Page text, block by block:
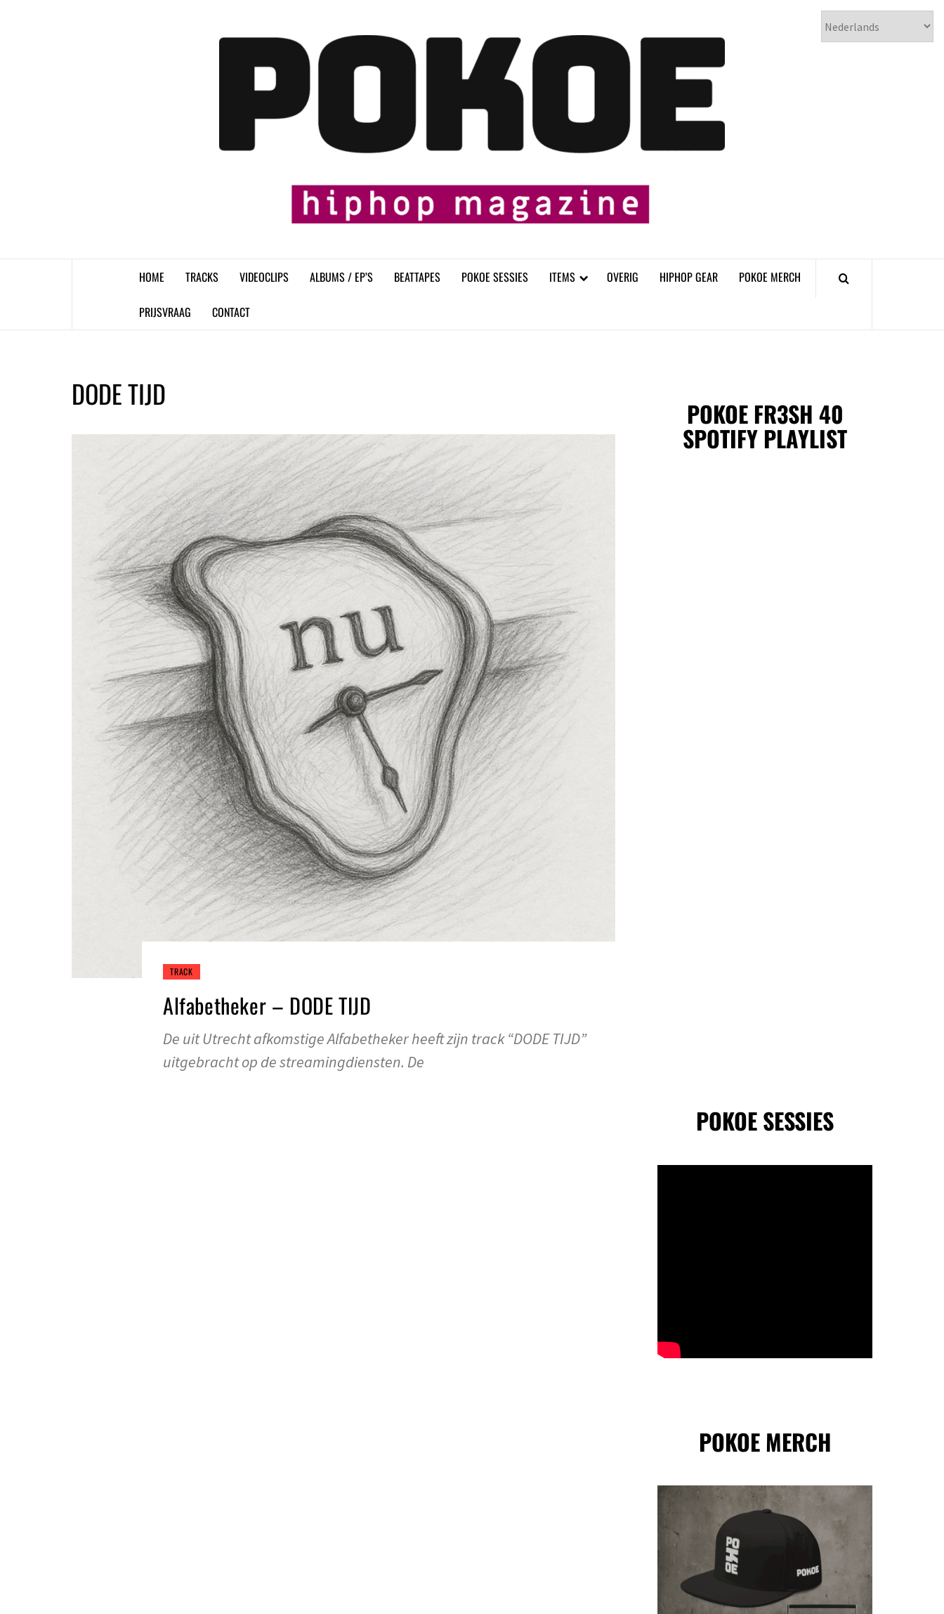
𝗣𝗢𝗞𝗢𝗘
HOME TRACKS VIDEOCLIPS ALBUMS / EP’S BEATTAPES POKOE SESSIES ITEMS OVERIG HIPHOP GEAR POKOE MERCH
PRIJSVRAAG CONTACT
DODE TIJD
TRACK
Alfabetheker – DODE TIJD
De uit Utrecht afkomstige Alfabetheker heeft zijn track “DODE TIJD”
uitgebracht op de streamingdiensten. De
POKOE FR3SH 40
SPOTIFY PLAYLIST
POKOE SESSIES
POKOE MERCH